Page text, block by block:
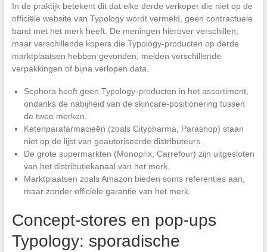
In de praktijk betekent dit dat elke derde verkoper die niet op de
officiële website van Typology wordt vermeld, geen contractuele
band met het merk heeft. De meningen hierover verschillen,
maar verschillende kopers die Typology-producten op derde
marktplaatsen hebben gevonden, melden verschillende
verpakkingen of bijna verlopen data.
Sephora heeft geen Typology-producten in het assortiment,
ondanks de nabijheid van de skincare-positionering tussen
de twee merken.
Ketenparafarmacieën (zoals Citypharma, Parashop) staan
niet op de lijst van geautoriseerde distributeurs.
De grote supermarkten (Monoprix, Carrefour) zijn uitgesloten
van het distributiekanaal van het merk.
Marktplaatsen zoals Amazon bieden soms referenties aan,
maar zonder officiële garantie van het merk.
Concept-stores en pop-ups
Typology: sporadische